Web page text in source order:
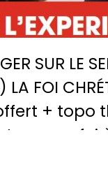
SUR LE
FOI
+ topo
sa foi